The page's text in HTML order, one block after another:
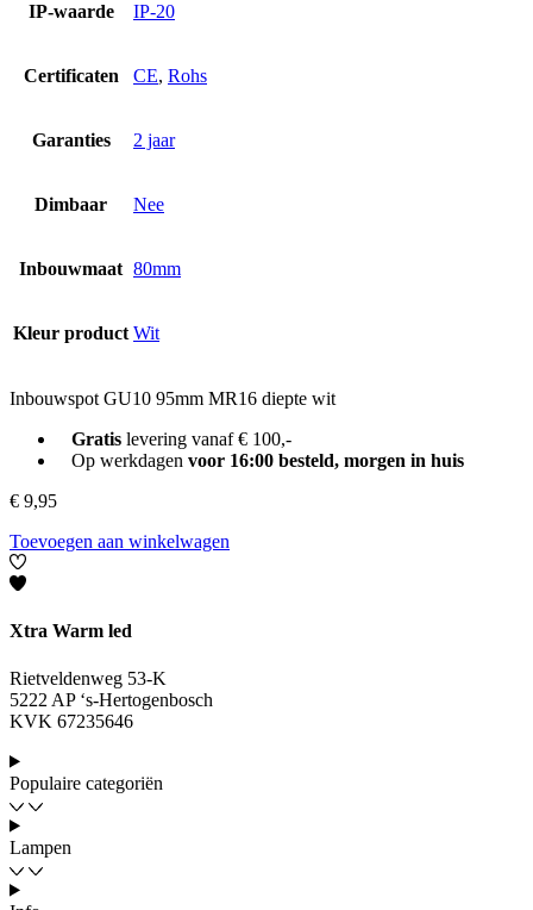
IP-waarde IP-20
Certificaten CE, Rohs
Garanties 2 jaar
Dimbaar Nee
Inbouwmaat 80mm
Kleur product Wit
Inbouwspot GU10 95mm MR16 diepte wit
Gratislevering vanaf € 100,-
Op werkdagen voor 16:00 besteld, morgen in huis
€ 9,95
Toevoegen aan winkelwagen
Xtra Warm led
Rietveldenweg 53-K
5222 AP ‘s-Hertogenbosch
KVK 67235646
Populaire categoriën
Lampen